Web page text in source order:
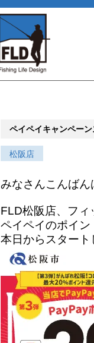
ペイペイキャンペーン
松阪店
みなさんこんば
FLD松阪店、フィ
ペイペイのポイ
本日からスタート